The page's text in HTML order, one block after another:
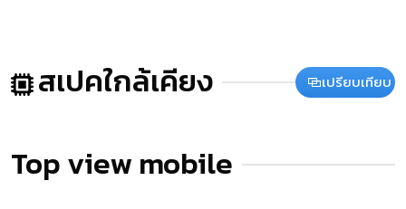
สเปคใกล้เคียง เปรียบเทียบ
Top view mobile